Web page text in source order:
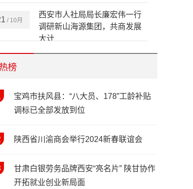
/ 10月
西安市人社局局长廉宏伟一行
调研新山海源集团，共商发展
大计
全省依法行政和劳动保障监察
/ 02月
情暖新春 关怀同行——陕西省
问活动
/ 02月
业——西安市2026年春风行动
活动启动
/ 02月
宝鸡市召开2026年人力资源和
社会保障工作会议 擘画“十五
热榜
宝鸡市扶风县：“八大员、178”工龄补贴
调标已全部发放到位
陕西省川渝商会举行2024新春联谊会
甘肃白银劳务品牌西安“亮名片” 陕甘协作
开拓就业创业新局面